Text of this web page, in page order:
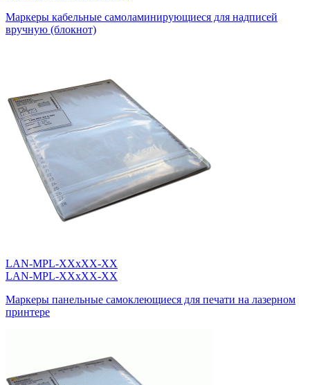
Маркеры кабельные самоламинирующиеся для надписей
вручную (блокнот)
LAN-MPL-XXxXX-XX
LAN-MPL-XXxXX-XX
Маркеры панельные самоклеющиеся для печати на лазерном
принтере